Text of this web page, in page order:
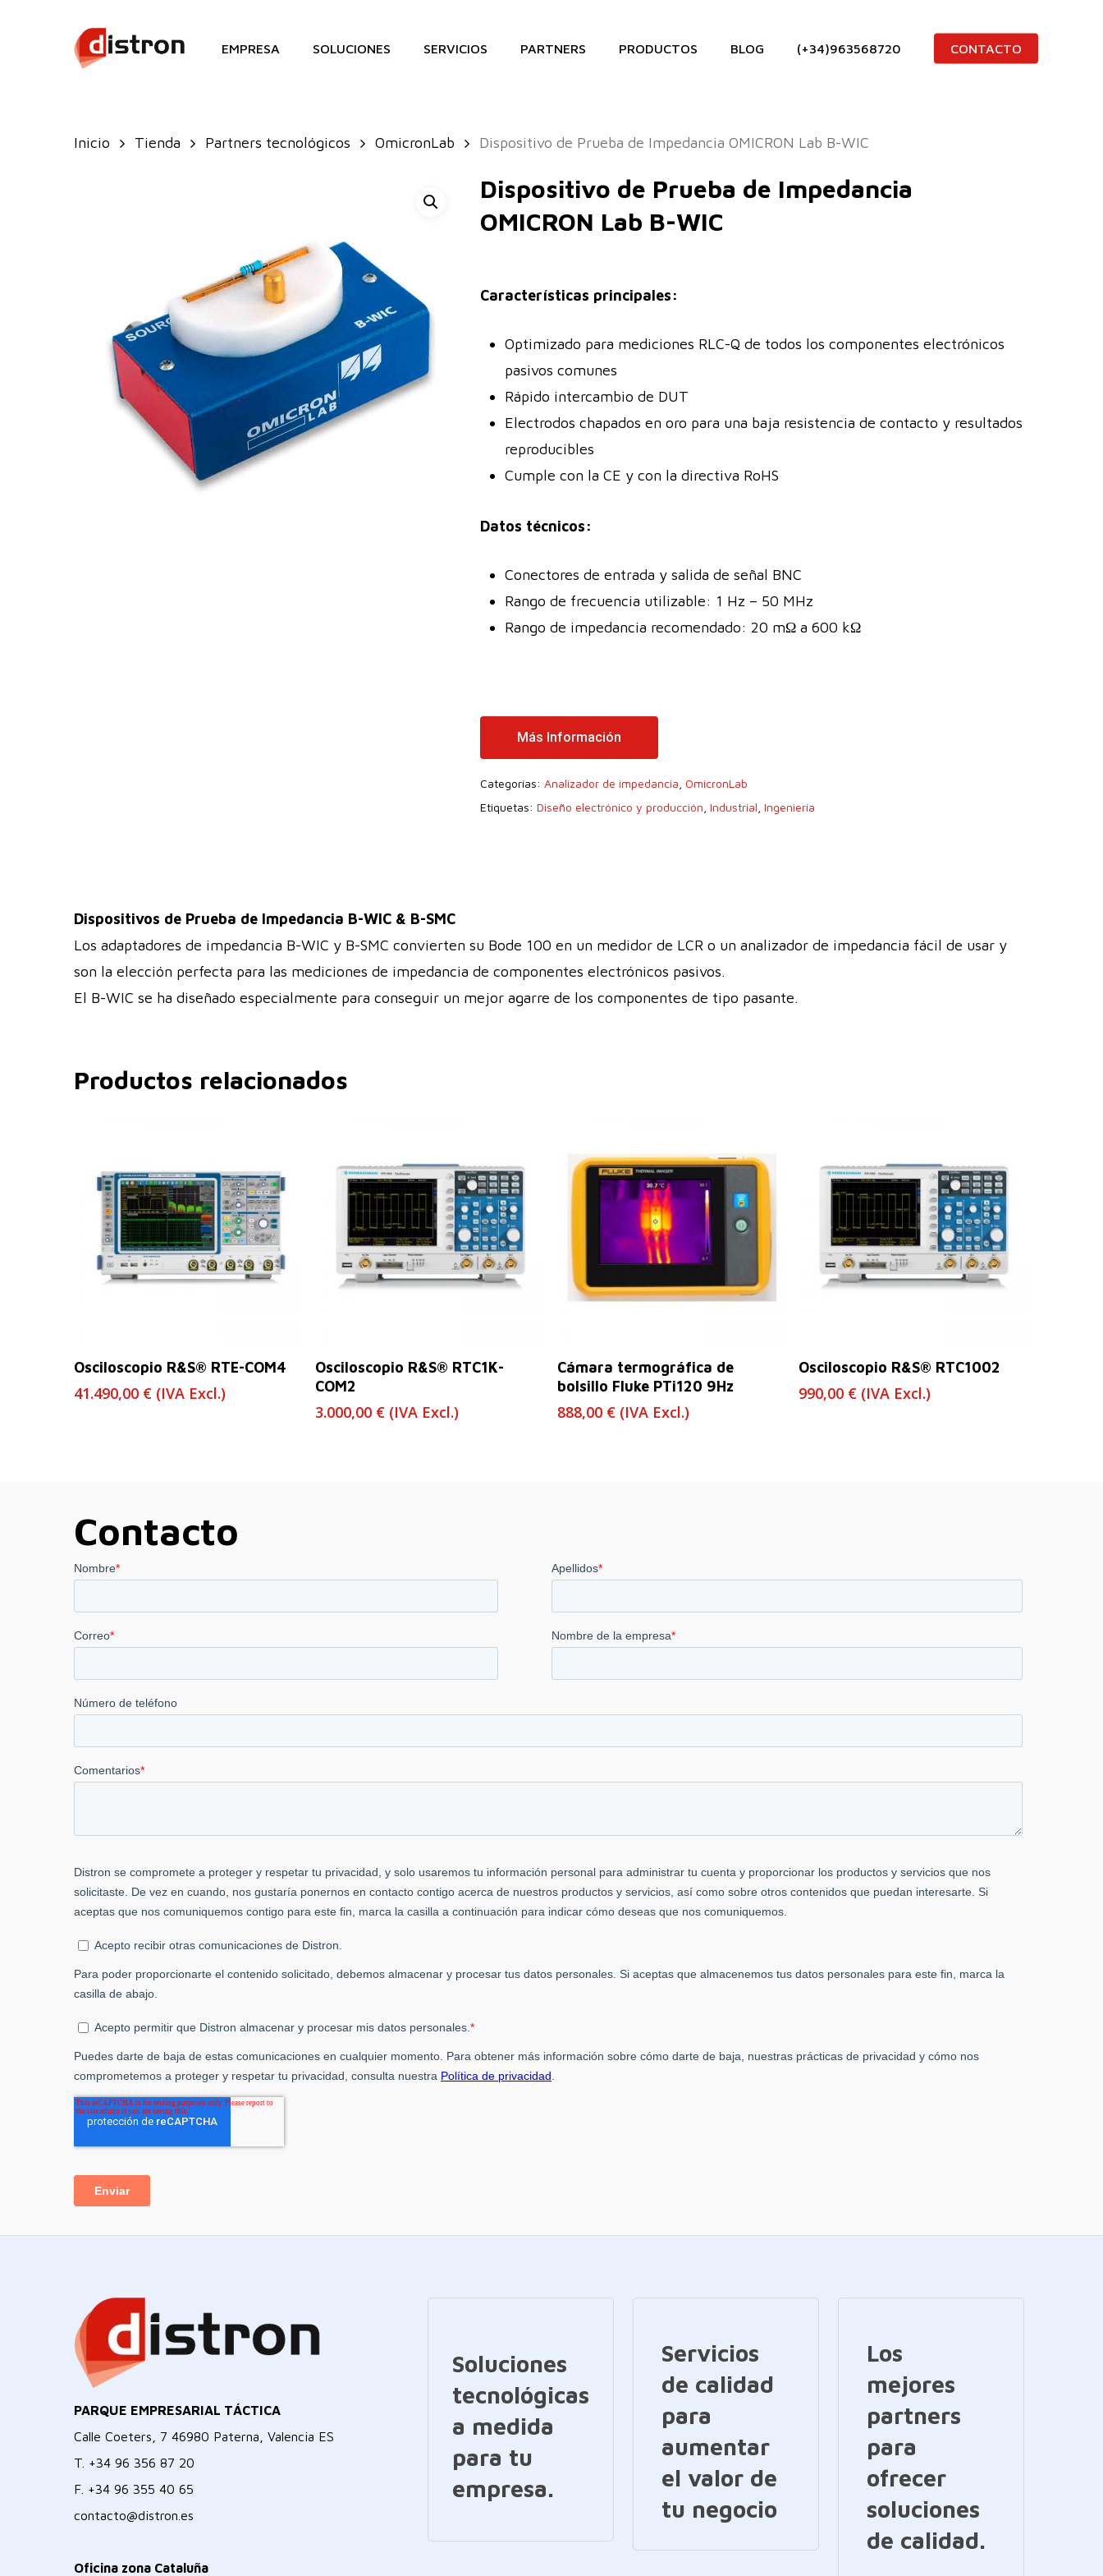
EMPRESA SOLUCIONES SERVICIOS PARTNERS PRODUCTOS BLOG (+34)963568720 CONTACTO
Inicio Tienda Partners tecnológicos OmicronLab Dispositivo de Prueba de Impedancia OMICRON Lab B-WIC
Dispositivo de Prueba de Impedancia
OMICRON Lab B-WIC
Características principales:
Optimizado para mediciones RLC-Q de todos los componentes electrónicos
pasivos comunes
Rápido intercambio de DUT
Electrodos chapados en oro para una baja resistencia de contacto y resultados
reproducibles
Cumple con la CE y con la directiva RoHS
Datos técnicos:
Conectores de entrada y salida de señal BNC
Rango de frecuencia utilizable: 1 Hz – 50 MHz
Rango de impedancia recomendado: 20 mΩ a 600 kΩ
Más Información
Categorías: Analizador de impedancia OmicronLab
Etiquetas: Diseño electrónico y producción Industrial Ingeniería
Dispositivos de Prueba de Impedancia B-WIC & B-SMC
Los adaptadores de impedancia B-WIC y B-SMC convierten su Bode 100 en un medidor de LCR o un analizador de impedancia fácil de usar y
son la elección perfecta para las mediciones de impedancia de componentes electrónicos pasivos.
El B-WIC se ha diseñado especialmente para conseguir un mejor agarre de los componentes de tipo pasante.
Productos relacionados
Leer Más
Osciloscopio R&S® RTE-COM4
41.490,00 € (IVA Excl.)
Leer Más
Osciloscopio R&S® RTC1K-
COM2
3.000,00 € (IVA Excl.)
Leer Más
Cámara termográfica de
bolsillo Fluke PTi120 9Hz
888,00 € (IVA Excl.)
Leer Más
Osciloscopio R&S® RTC1002
990,00 € (IVA Excl.)
Contacto
PARQUE EMPRESARIAL TÁCTICA
Calle Coeters, 7 46980 Paterna, Valencia ES
T. +34 96 356 87 20
F. +34 96 355 40 65
contacto@distron.es
Oficina zona Cataluña
Soluciones
tecnológicas
a medida
para tu
empresa.
Servicios
de calidad
para
aumentar
el valor de
tu negocio
Los
mejores
partners
para
ofrecer
soluciones
de calidad.